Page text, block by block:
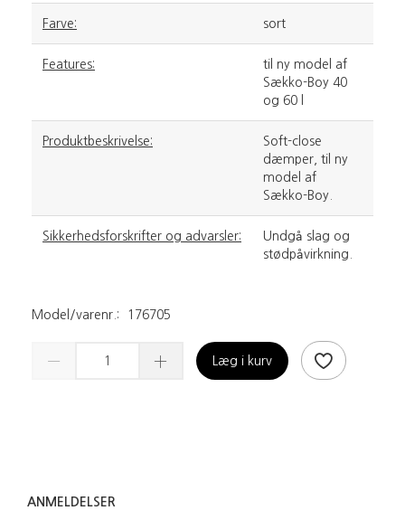
Farve: sort
Features:
til ny model af
Sækko-Boy 40
og 60 l
Produktbeskrivelse:
Soft-close
dæmper, til ny
model af
Sækko-Boy.
Sikkerhedsforskrifter og advarsler:
Undgå slag og
stødpåvirkning.
Model/varenr.: 176705
Læg i kurv
ANMELDELSER